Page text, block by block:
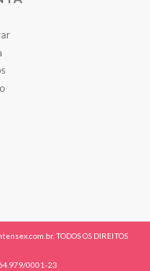
TODOS OS DIREITOS
0001-23